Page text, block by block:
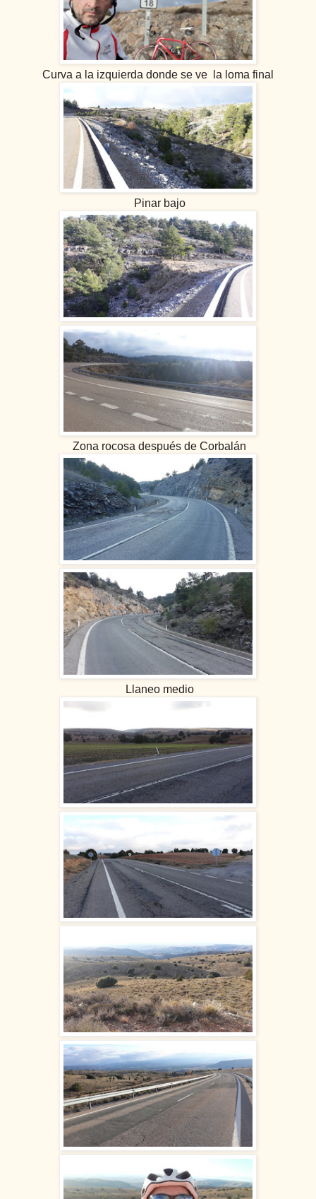
Curva a la izquierda donde se ve la loma final
Pinar bajo
Zona rocosa después de Corbalán
Llaneo medio